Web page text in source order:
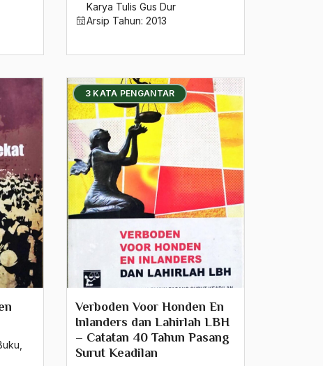
Karya Tulis Gus Dur
Arsip Tahun: 2013
3 KATA PENGANTAR
Verboden Voor Honden En
Inlanders dan Lahirlah LBH
– Catatan 40 Tahun Pasang
Surut Keadilan